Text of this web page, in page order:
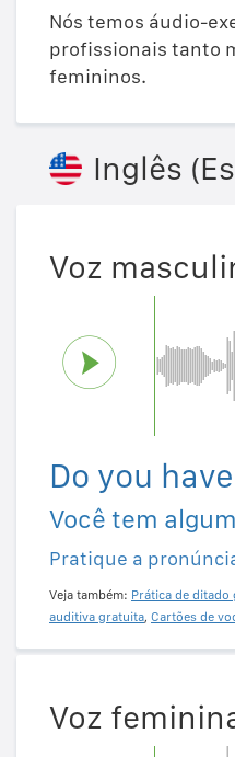
Nós temos áudio-
profissionais tanto
femininos.
Inglês
Voz
Do you
Você tem
Pratique a
Veja também: Prática de ditado
auditiva gratuita, Cartões de
Voz